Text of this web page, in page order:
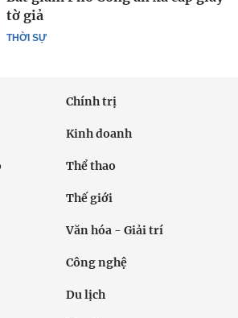
THỜI SỰ
tờ giả
Chính trị
Kinh doanh
Thể thao
Thế giới
Văn hóa - Giải trí
Công nghệ
Du lịch